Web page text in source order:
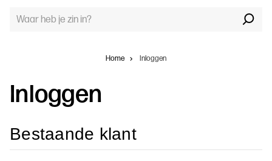
TREFWOORD
Home Inloggen
Inloggen
Bestaande klant